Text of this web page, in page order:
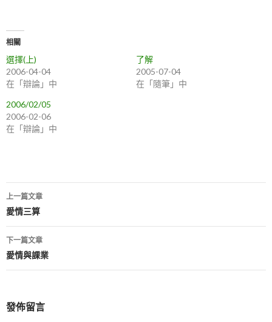
相關
選擇(上)
2006-04-04
在「辯論」中
了解
2005-07-04
在「隨筆」中
2006/02/05
2006-02-06
在「辯論」中
文
章
導
列
上一篇文章
愛情三算
下一篇文章
愛情與課業
發佈留言